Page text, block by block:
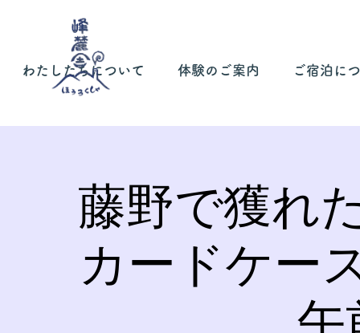
わたしたちについて 体験のご案内 ご宿泊に
藤野で獲れ
カードケー